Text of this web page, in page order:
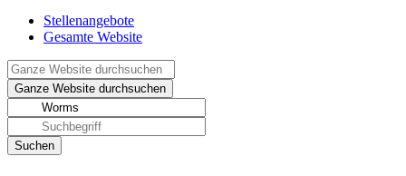
Stellenangebote
Gesamte Website